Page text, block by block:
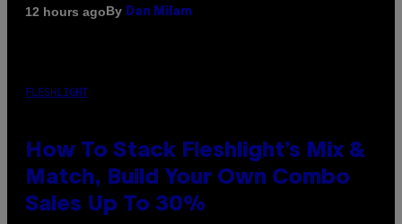
12 hours agoBy Dan Milam
FLESHLIGHT
How To Stack Fleshlight’s Mix &
Match, Build Your Own Combo
Sales Up To 30%